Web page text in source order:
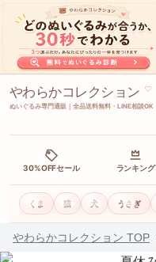
やわらかコレクション ♡
ぬいぐるみ専門通販｜全品送料無料・LINE相談OK
30%OFFセール ランキング
くま 猫 犬 うさぎ
やわらかコレクション TOP